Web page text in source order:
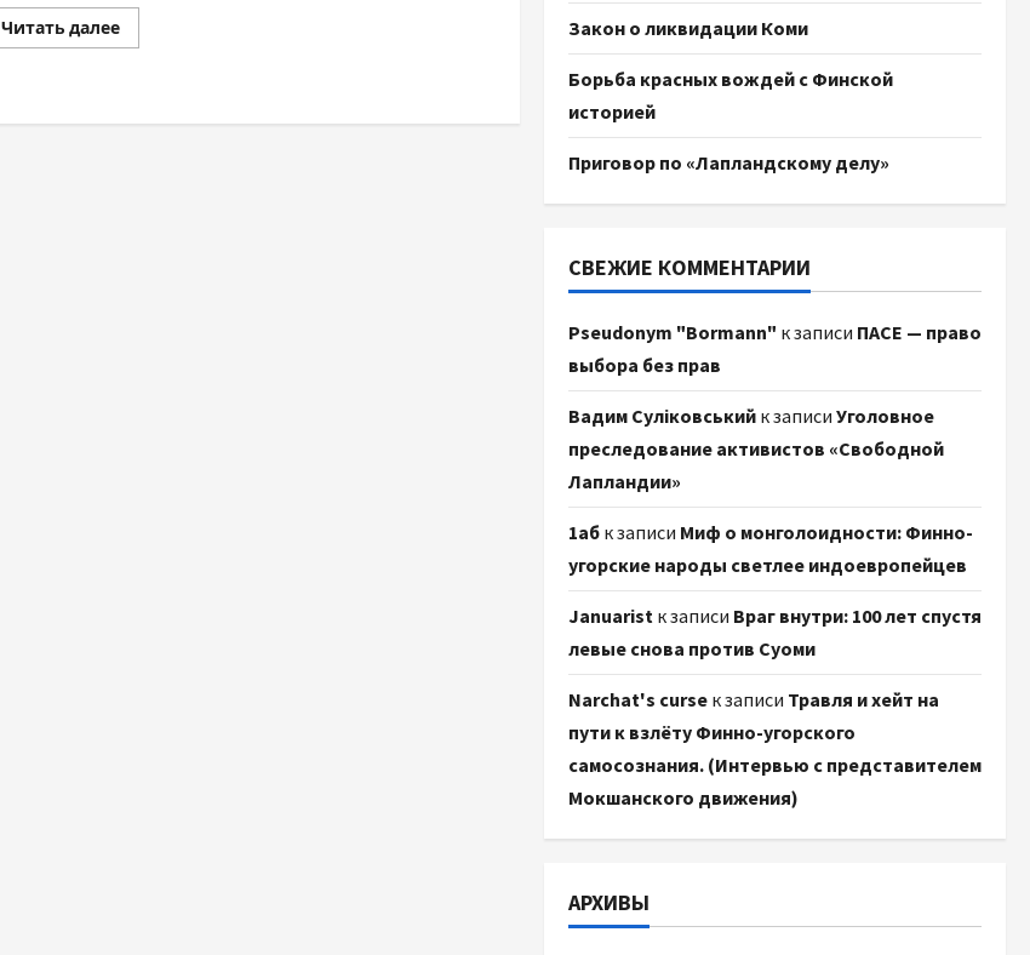
Читать далее Закон о ликвидации Коми
Борьба красных вождей с Финской
историей
Приговор по «Лапландскому делу»
СВЕЖИЕ КОММЕНТАРИИ
Pseudonym "Bormann" к записи ПАСЕ — право
выбора без прав
Вадим Суліковськийк записи Уголовное
преследование активистов «Свободной
Лапландии»
1абк записи Миф о монголоидности: Финно-
угорские народы светлее индоевропейцев
Januaristк записи Враг внутри: 100 лет спустя
левые снова против Суоми
Narchat's curseк записи Травля и хейт на
пути к взлёту Финно-угорского
самосознания. (Интервью с представителем
Мокшанского движения)
АРХИВЫ